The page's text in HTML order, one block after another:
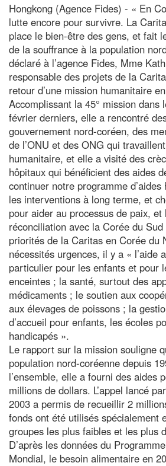
Hongkong (Agence Fides) - « En
lutte encore pour survivre. La
place le bien-être des gens, et fait
de la souffrance à la population
déclaré à l’agence Fides, Mme
responsable des projets de la
retour d’une mission humanitaire
Accomplissant la 45° mission dans
février derniers, elle a rencontré
gouvernement nord-coréen, des
de l’ONU et des ONG qui
humanitaire, et elle a visité des
hôpitaux qui bénéficient des aides
continuer notre programme
les interventions à long terme, et
pour aider au processus de paix,
réconciliation avec la Corée du
priorités de la Caritas en Corée du
nécessités urgences, il y a « l’aide
particulier pour les enfants et pour
enceintes ; la santé, surtout des
médicaments ; le soutien aux
aux élevages de poissons ; la
d’accueil pour enfants, les écoles
handicapés ».
Le rapport sur la mission souligne
population nord-coréenne depuis
l’ensemble, elle a fourni des aides
millions de dollars. L’appel lancé
2003 a permis de recueillir 2
fonds ont été utilisés spécialement
groupes les plus faibles et les plus
D’après les données du
Mondial, le besoin alimentaire en